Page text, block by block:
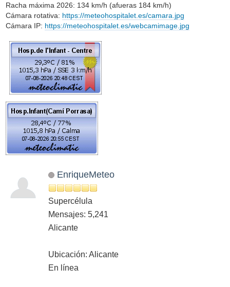
Racha máxima 2026: 134 km/h (afueras 184 km/h)
Cámara rotativa: https://meteohospitalet.es/camara.jpg
Cámara IP: https://meteohospitalet.es/webcamimage.jpg
EnriqueMeteo
Supercélula
Mensajes: 5,241
Alicante
Ubicación: Alicante
En línea